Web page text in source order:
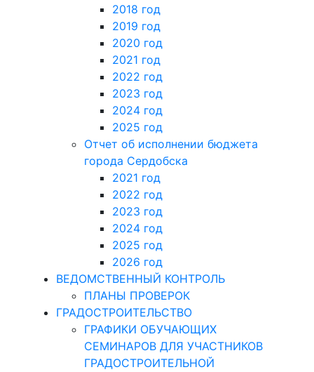
2018 год
2019 год
2020 год
2021 год
2022 год
2023 год
2024 год
2025 год
Отчет об исполнении бюджета
города Сердобска
2021 год
2022 год
2023 год
2024 год
2025 год
2026 год
ВЕДОМСТВЕННЫЙ КОНТРОЛЬ
ПЛАНЫ ПРОВЕРОК
ГРАДОСТРОИТЕЛЬСТВО
ГРАФИКИ ОБУЧАЮЩИХ
СЕМИНАРОВ ДЛЯ УЧАСТНИКОВ
ГРАДОСТРОИТЕЛЬНОЙ